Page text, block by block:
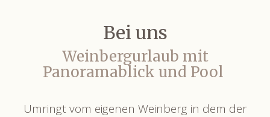
Bei uns
Weinbergurlaub mit
Panoramablick und Pool
Umringt vom eigenen Weinberg in dem der